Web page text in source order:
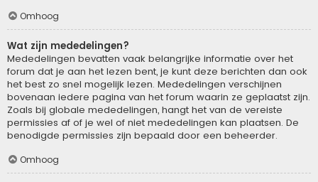
Omhoog
Wat zijn mededelingen?
Mededelingen bevatten vaak belangrijke informatie over het
forum dat je aan het lezen bent, je kunt deze berichten dan ook
het best zo snel mogelijk lezen. Mededelingen verschijnen
bovenaan iedere pagina van het forum waarin ze geplaatst zijn.
Zoals bij globale mededelingen, hangt het van de vereiste
permissies af of je wel of niet mededelingen kan plaatsen. De
benodigde permissies zijn bepaald door een beheerder.
Omhoog